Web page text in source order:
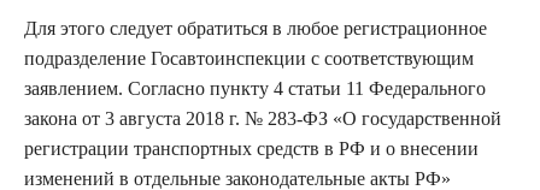
Для этого следует обратиться в любое регистрационное
подразделение Госавтоинспекции с соответствующим
заявлением. Согласно пункту 4 статьи 11 Федерального
закона от 3 августа 2018 г. № 283‑ФЗ «О государственной
регистрации транспортных средств в РФ и о внесении
изменений в отдельные законодательные акты РФ»